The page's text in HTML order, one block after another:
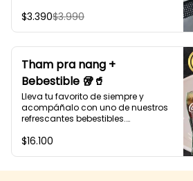
$3.390$3.990
Tham pra nang +
Bebestible 🥡🥤
Lleva tu favorito de siempre y
acompáñalo con uno de nuestros
refrescantes bebestibles.
cremoso al coco curry
$16.100